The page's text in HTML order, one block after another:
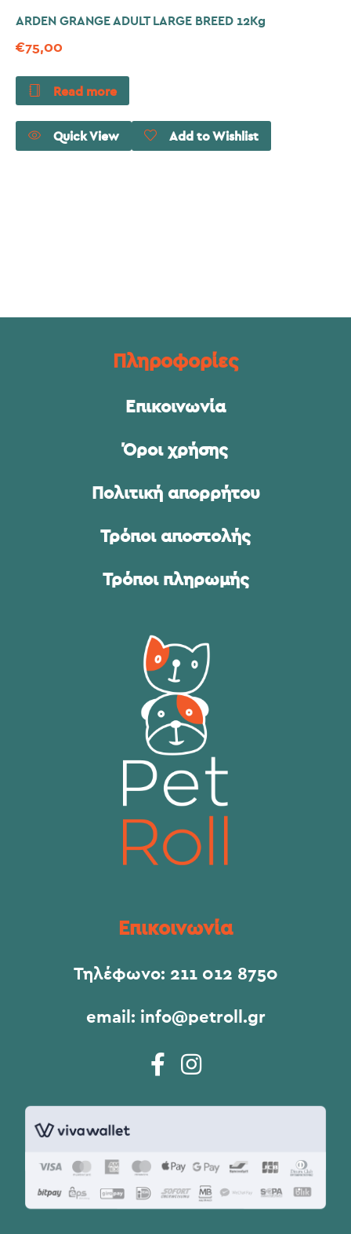
ARDEN GRANGE ADULT LARGE BREED 12Kg
€75,00
Read more
Quick View Add to Wishlist
Πληροφορίες
Επικοινωνία
Όροι χρήσης
Πολιτική απορρήτου
Τρόποι αποστολής
Τρόποι πληρωμής
Επικοινωνία
Τηλέφωνο: 211 012 8750
email: info@petroll.gr